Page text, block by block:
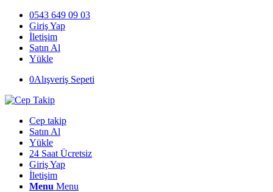
0543 649 09 03
Giriş Yap
İletişim
Satın Al
Yükle
0Alışveriş Sepeti
Cep takip
Satın Al
Yükle
24 Saat Ücretsiz
Giriş Yap
İletişim
Menu Menu